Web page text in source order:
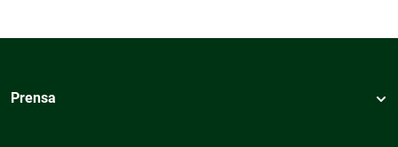
Prensa